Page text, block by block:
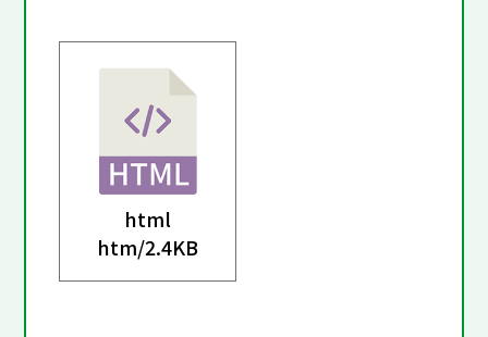
html
htm/2.4KB